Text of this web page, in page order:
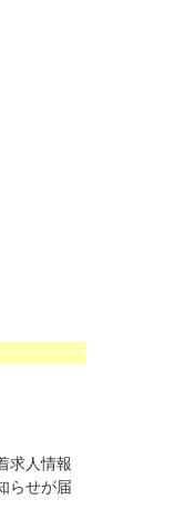
求人情報
らせが届